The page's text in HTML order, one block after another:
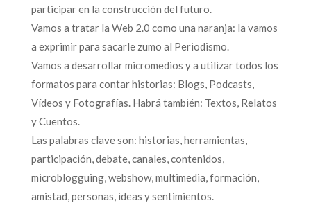
participar en la construcción del futuro.
Vamos a tratar la Web 2.0 como una naranja: la vamos
a exprimir para sacarle zumo al Periodismo.
Vamos a desarrollar micromedios y a utilizar todos los
formatos para contar historias: Blogs, Podcasts,
Vídeos y Fotografías. Habrá también: Textos, Relatos
y Cuentos.
Las palabras clave son: historias, herramientas,
participación, debate, canales, contenidos,
microblogguing, webshow, multimedia, formación,
amistad, personas, ideas y sentimientos.